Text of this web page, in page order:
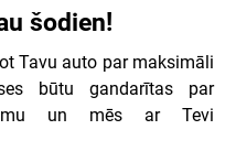
šodien!
Tavu auto par maksimāli
būtu gandarītas par
un mēs ar Tevi